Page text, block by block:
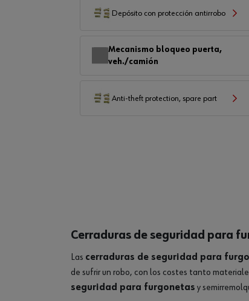
Depósito con protección antirrobo
Mecanismo bloqueo puerta,
veh./camión
Anti-theft protection, spare part
Cerraduras de seguridad para
Las cerraduras de seguridad para
de sufrir un robo, con los costes tanto
seguridad para furgonetas y